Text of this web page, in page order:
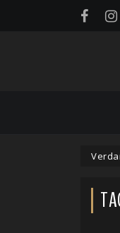
Panneau de gestion